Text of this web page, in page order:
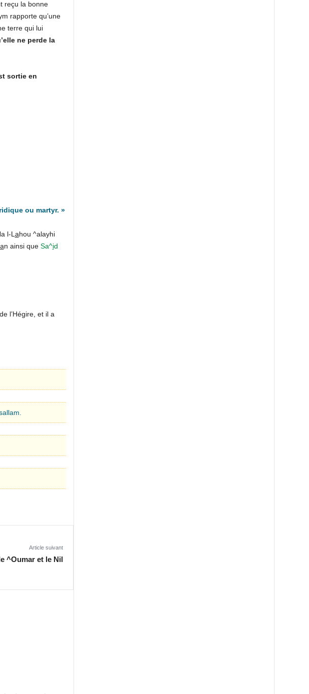
reçu la bonne
rapporte qu’une
terre qui lui
ne perde la
sortie en
ou martyr. »
l-L ahou ^alayhi
an ainsi queSa^id
l’Hégire, et il a
Article suivant
^Oumar et le Nil